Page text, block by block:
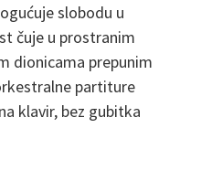
slobodu u
čuje u prostranim
dionicama prepunim
partiture
klavir, bez gubitka